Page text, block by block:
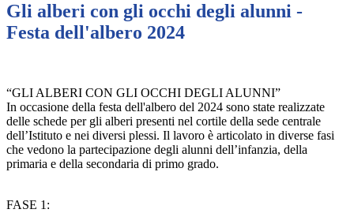
Gli alberi con gli occhi degli alunni -
Festa dell'albero 2024
“GLI ALBERI CON GLI OCCHI DEGLI ALUNNI”
In occasione della festa dell'albero del 2024 sono state realizzate
delle schede per gli alberi presenti nel cortile della sede centrale
dell’Istituto e nei diversi plessi. Il lavoro è articolato in diverse fasi
che vedono la partecipazione degli alunni dell’infanzia, della
primaria e della secondaria di primo grado.
FASE 1: